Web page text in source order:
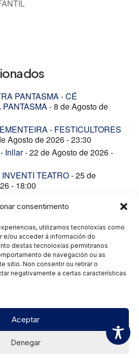
consentimento
utilizamos tecnoloxías como
e/ou acceder á información do
destas tecnoloxías permitiranos
de navegación ou as
sitio. Non consentir ou retirar o
negativamente a certas características
Aceptar
Denegar
PANTASMA - CÉ
- 8 de Agosto de
- FESTICULTORES
Agosto de 2026 - 23:30
Inllar- 22 de Agosto de 2026 -
TEATRO- 25 de
- 18:00
2026 - 18:00
- 15 de Novembro de 2026 -
- PEDRAS DE CARTÓN
de 2026 - 18:00
- Dani García- 13 de Decembro